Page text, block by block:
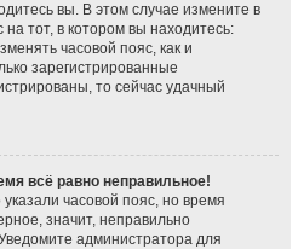
вы. В этом случае измените в
тот, в котором вы находитесь:
часовой пояс, как и
зарегистрированные
то сейчас удачный
всё равно неправильное!
часовой пояс, но время
значит, неправильно
администратора для